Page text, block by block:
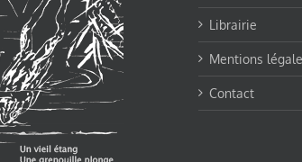
Librairie
Mentions
Contact